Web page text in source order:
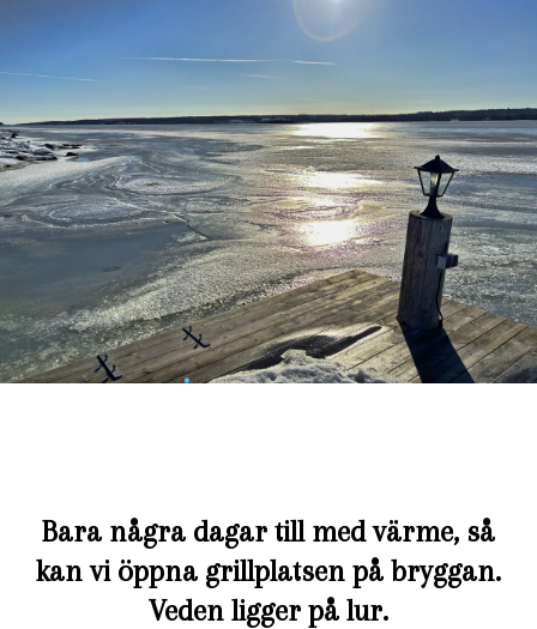
Bara några dagar till med värme, så
kan vi öppna grillplatsen på bryggan.
Veden ligger på lur.